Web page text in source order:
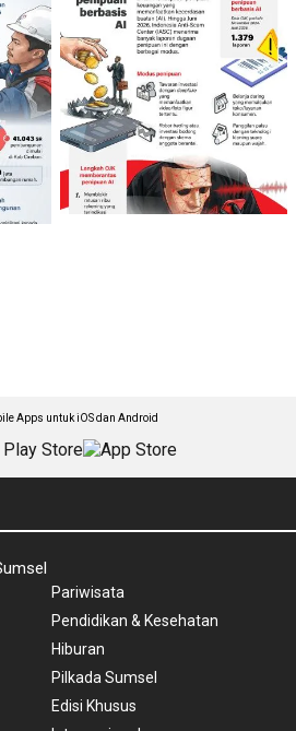
Apps untuk iOS dan Android
Pariwisata
Pendidikan & Kesehatan
Hiburan
Pilkada Sumsel
Edisi Khusus